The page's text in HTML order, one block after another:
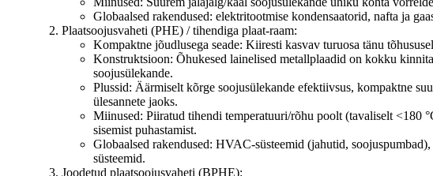
Globaalsed rakendused: elektritootmise kondensaatorid, nafta ja
Plaatsoojusvaheti (PHE) / tihendiga plaat-raam:
Kompaktne jõudlusega seade: Kiiresti kasvav turuosa tänu
Konstruktsioon: Õhukesed lainelised metallplaadid on kokku
soojusülekande.
Plussid: Äärmiselt kõrge soojusülekande efektiivsus, kompaktne
ülesannete jaoks.
Miinused: Piiratud tihendi temperatuuri/rõhu poolt (tavaliselt <180
sisemist puhastamist.
Globaalsed rakendused: HVAC-süsteemid (jahutid,
süsteemid.
Joodetud plaatsoojusvaheti (BPHE):